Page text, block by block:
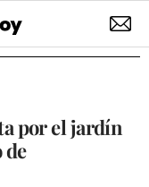
por el jardín
de